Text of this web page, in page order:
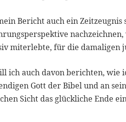
Bericht auch ein
miterlebte, für die damaligen
ich auch davon berichten, wie
Gott der Bibel und an
Sicht das glückliche Ende